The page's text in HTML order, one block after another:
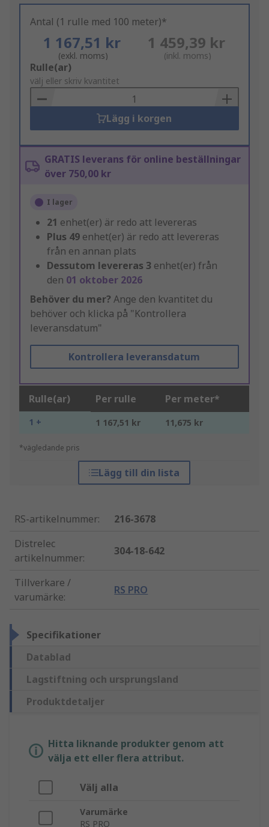
Antal (1 rulle med 100 meter)*
1 167,51 kr
(exkl. moms)
1 459,39 kr
(inkl. moms)
Add
to
Basket
Rulle(ar)
välj eller skriv kvantitet
Lägg i korgen
GRATIS leverans för online beställningar
över 750,00 kr
I lager
21 enhet(er) är redo att levereras
Plus 49 enhet(er) är redo att levereras
från en annan plats
Dessutom levereras 3 enhet(er) från
den 01 oktober 2026
Behöver du mer? Ange den kvantitet du
behöver och klicka på "Kontrollera
leveransdatum"
Kontrollera leveransdatum
Rulle(ar) Per rulle Per meter*
1 + 1 167,51 kr 11,675 kr
*vägledande pris
Lägg till din lista
RS-artikelnummer:
216-3678
Distrelec
artikelnummer:
304-18-642
Tillverkare /
varumärke:
RS PRO
Specifikationer
Datablad
Lagstiftning och ursprungsland
Produktdetaljer
Hitta liknande produkter genom att
välja ett eller flera attribut.
Välj alla
Varumärke
RS PRO